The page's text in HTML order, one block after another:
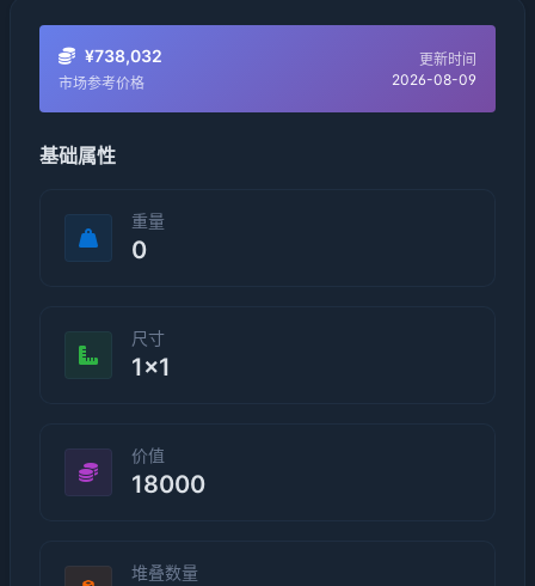
¥738,032
市场参考价格
更新时间
2026-08-09
基础属性
重量
0
尺寸
1×1
价值
18000
堆叠数量